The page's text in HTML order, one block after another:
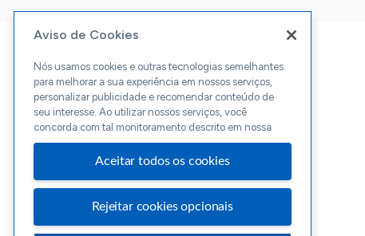
Aviso de Cookies
Nós usamos cookies e outras tecnologias semelhantes
para melhorar a sua experiência em nossos serviços,
personalizar publicidade e recomendar conteúdo de
seu interesse. Ao utilizar nossos serviços, você
concorda com tal monitoramento descrito em nossa
Aceitar todos os cookies
Rejeitar cookies opcionais